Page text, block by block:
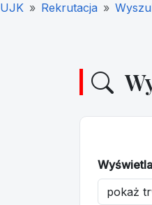
UJK Rekrutacja